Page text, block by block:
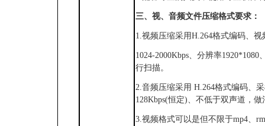
三、视、音频文件压缩格式要求：
1.视频压缩采用H.264格式编码、视
1024-2000Kbps、分辨率
行扫描。
2.音频压缩采用 H.264格式编码、
128Kbps(恒定)、不低于双声道，做
3.视频格式可以是但不限于mp4、